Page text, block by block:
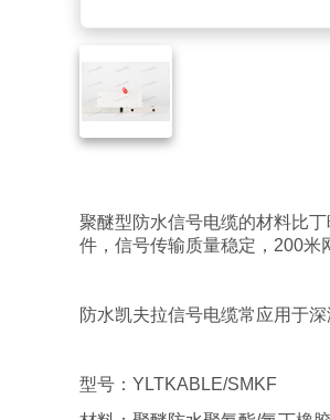
聚醚型防水信号电缆的材料比
件，信号传输质量稳定， 200米
防水凯夫拉信号电缆常应用于
型号： YLTKABLE/SMKF